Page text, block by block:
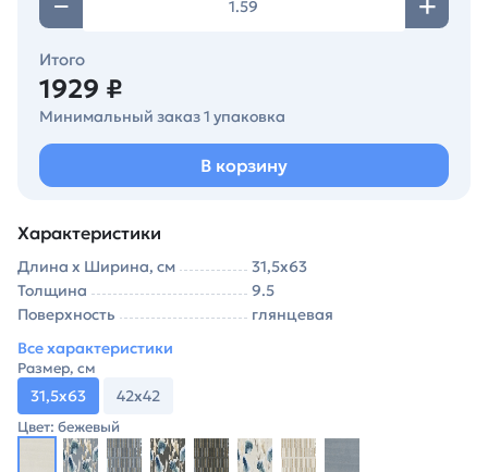
Итого
1929 ₽
Минимальный заказ 1 упаковка
В корзину
Характеристики
Длина х Ширина, см
31,5х63
Толщина
9.5
Поверхность
глянцевая
Все характеристики
Размер, см
31,5х63 42х42
Цвет: бежевый